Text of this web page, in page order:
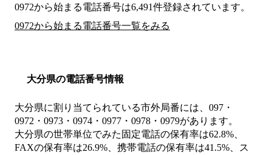
0972から始まる電話番号は6,491件登録されています。
0972から始まる電話番号一覧をみる
大分県の電話番号情報
大分県に割り当てられている市外局番には、097・
0972・0973・0974・0977・0978・0979があります。
大分県の世帯単位でみた固定電話の保有率は62.8%、
FAXの保有率は26.9%、携帯電話の保有率は41.5%、ス